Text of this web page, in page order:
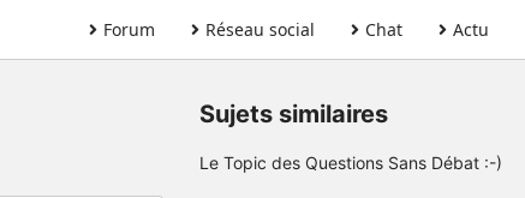
Forum Réseau social Chat Actu
Sujets similaires
Le Topic des Questions Sans Débat :-)